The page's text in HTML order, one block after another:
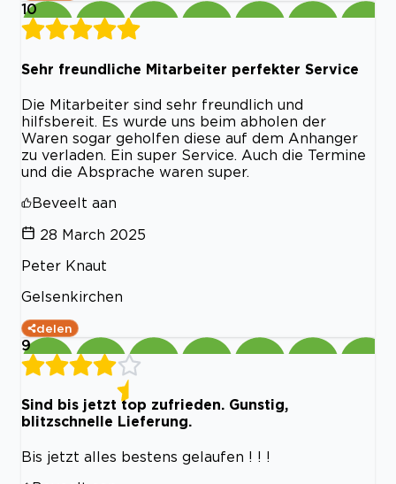
10
Sehr freundliche Mitarbeiter perfekter Service
Die Mitarbeiter sind sehr freundlich und
hilfsbereit. Es wurde uns beim abholen der
Waren sogar geholfen diese auf dem Anhanger
zu verladen. Ein super Service. Auch die Termine
und die Absprache waren super.
Beveelt aan
28 March 2025
Peter Knaut
Gelsenkirchen
delen
9
Sind bis jetzt top zufrieden. Gunstig,
blitzschnelle Lieferung.
Bis jetzt alles bestens gelaufen ! ! !